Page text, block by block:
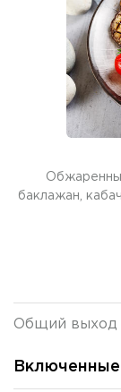
баклажан,
Общий выход
Включенные